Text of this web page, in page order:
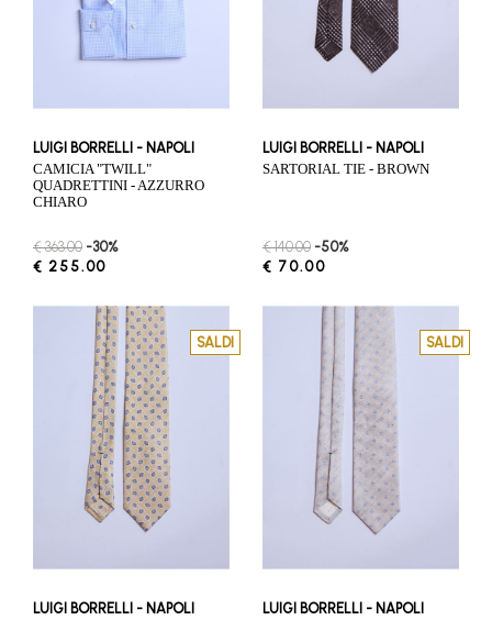
LUIGI BORRELLI - NAPOLI
CAMICIA "TWILL"
QUADRETTINI - AZZURRO
CHIARO
€ 363.00 -30%
€ 255.00
LUIGI BORRELLI - NAPOLI
SARTORIAL TIE - BROWN
€ 140.00 -50%
€ 70.00
SALDI
LUIGI BORRELLI - NAPOLI
SALDI
LUIGI BORRELLI - NAPOLI